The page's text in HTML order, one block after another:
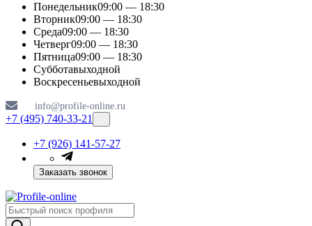
Понедельник09:00 — 18:30
Вторник09:00 — 18:30
Среда09:00 — 18:30
Четверг09:00 — 18:30
Пятница09:00 — 18:30
Субботавыходной
Воскресеньевыходной
info@profile-online.ru
+7 (495) 740-33-21
+7 (926) 141-57-27
Заказать звонок